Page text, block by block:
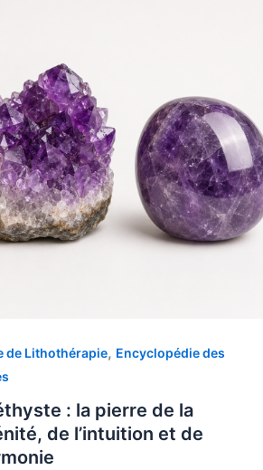
de Lithothérapie, Encyclopédie des
: la pierre de la
de l’intuition et de